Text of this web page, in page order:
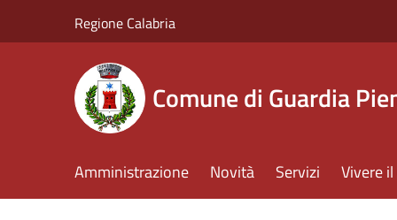
Regione Calabria
Comune di Guardia
Amministrazione Novità Servizi Vivere